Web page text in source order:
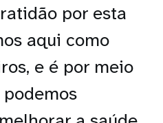
aqui como
e é por meio
a saúde